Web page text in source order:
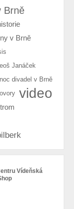
Brně
v Brně
Janáček
noc divadel v Brně
video
Vídeňská